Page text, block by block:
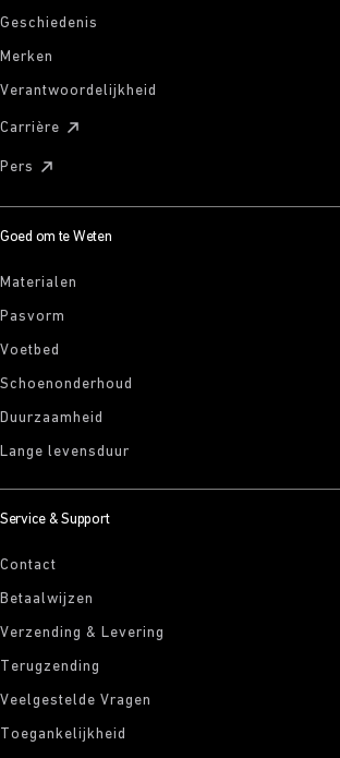
Geschiedenis
Merken
Verantwoordelijkheid
Carrière
Pers
Goed om te Weten
Materialen
Pasvorm
Voetbed
Schoenonderhoud
Duurzaamheid
Lange levensduur
Service & Support
Contact
Betaalwijzen
Verzending & Levering
Terugzending
Veelgestelde Vragen
Toegankelijkheid